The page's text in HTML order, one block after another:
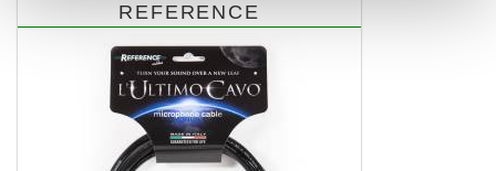
REFERENCE